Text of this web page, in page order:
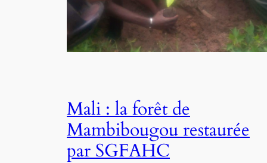
Mali : la forêt de
Mambibougou restaurée
par SGFAHC